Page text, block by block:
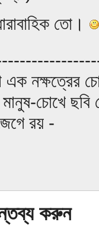
তো।
নক্ষত্রের
মানুষ-চোখে ছবি
রয় -
করুন